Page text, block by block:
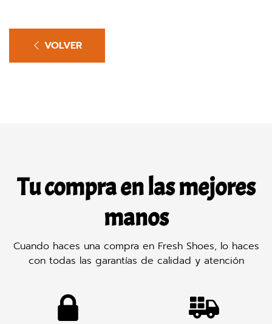
VOLVER
Tu compra en las mejores
manos
Cuando haces una compra en Fresh Shoes, lo haces
con todas las garantías de calidad y atención